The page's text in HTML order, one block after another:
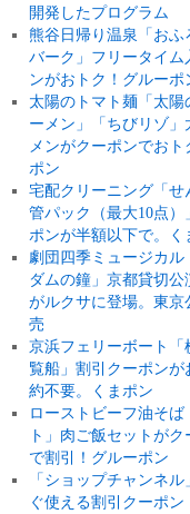
開発したプログラム
熊谷日帰り温泉「おふ
バーク」フリータイム
ンがおトク！グルーポ
太陽のトマト麺「太陽
ーメン」「ちびリゾ」
メンがクーポンでおト
ポン
宅配クリーニング「せ
管パック（最大10点）
ポンが半額以下で。く
劇団四季ミュージカル
ダムの鐘」京都貸切公
がルクサに登場。東京
売
京浜フェリーボート「
覧船」割引クーポンが
約不要。くまポン
ローストビーフ油そば
ト」肉ご飯セットがク
で割引！グルーポン
「ショップチャンネ
ぐ使える割引クーポン